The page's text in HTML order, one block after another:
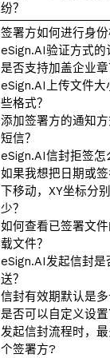
纷？
签署方如何进行身份
eSign.AI验证方式的
是否支持加盖企业章
eSign.AI上传文件大
些格式？
添加签署方的通知
短信？
eSign.AI信封拒签怎
如果我想把日期或
下移动，XY坐标分
少？
如何查看已签署文
载文件？
eSign.AI发起信封是
送？
信封有效期默认是
是否可以自定义设置
发起信封流程时，
个签署方?